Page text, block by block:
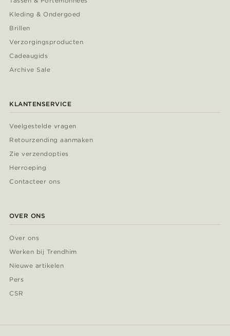
Kleding & Ondergoed
Brillen
Verzorgingsproducten
Cadeaugids
Archive Sale
KLANTENSERVICE
Veelgestelde vragen
Retourzending aanmaken
Zie verzendopties
Herroeping
Contacteer ons
OVER ONS
Over ons
Werken bij Trendhim
Nieuwe artikelen
Pers
CSR